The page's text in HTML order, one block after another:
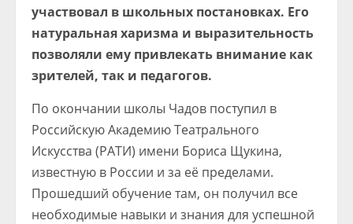
участвовал в школьных постановках. Его
натуральная харизма и выразительность
позволяли ему привлекать внимание как
зрителей, так и педагогов.
По окончании школы Чадов поступил в
Российскую Академию Театрального
Искусства (РАТИ) имени Бориса Щукина,
известную в России и за её пределами.
Прошедший обучение там, он получил все
необходимые навыки и знания для успешной